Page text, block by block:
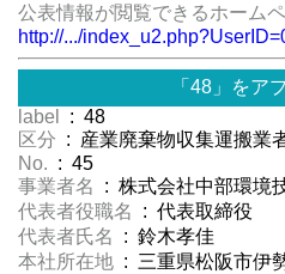
公表情報が閲覧できるホーム
http://.../
「48」をア
label
: 48
区分 : 産業廃棄物収集運搬業
No. : 45
事業者名
: 株式会社中部環境
代表者役職名
: 代表取締役
代表者氏名
: 鈴木孝佳
本社所在地 : 三重県松阪市伊